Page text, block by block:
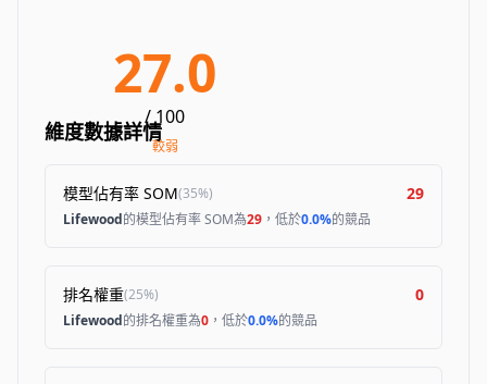
27.0
/ 100
較弱
維度數據詳情
模型佔有率 SOM(35%) 29
Lifewood的模型佔有率 SOM為29 ，低於0.0%的競品
排名權重(25%) 0
Lifewood的排名權重為0 ，低於0.0%的競品